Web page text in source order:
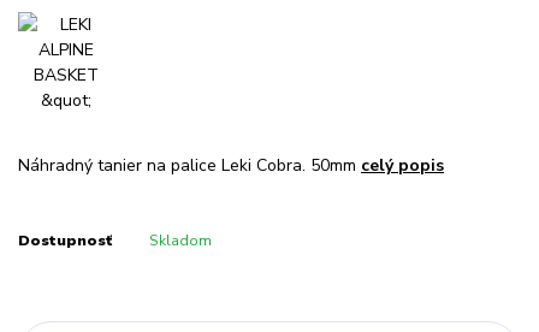
Náhradný tanier na palice Leki Cobra. 50mm celý popis
Dostupnosť Skladom